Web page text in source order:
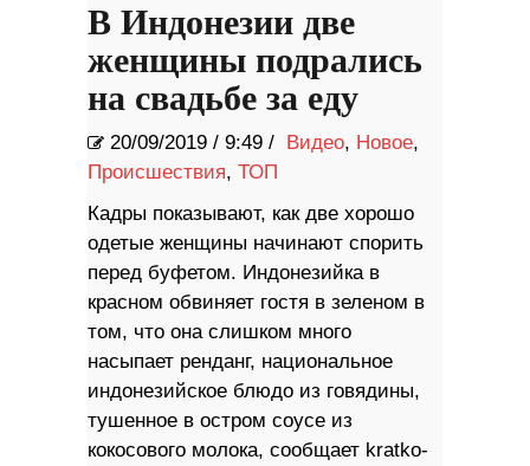
В Индонезии две
женщины подрались
на свадьбе за еду
20/09/2019 / 9:49 / Видео, Новое,
Происшествия, ТОП
Кадры показывают, как две хорошо
одетые женщины начинают спорить
перед буфетом. Индонезийка в
красном обвиняет гостя в зеленом в
том, что она слишком много
насыпает ренданг, национальное
индонезийское блюдо из говядины,
тушенное в остром соусе из
кокосового молока, сообщает kratko-